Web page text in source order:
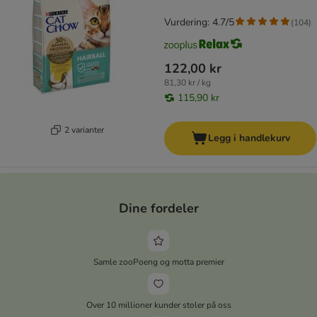
2 varianter
122,00 kr
81,30 kr / kg
115,90 kr
Vurdering: 4.7/5 (104)
Legg i handlekurv
Dine fordeler
Samle zooPoeng og motta premier
Over 10 millioner kunder stoler på oss